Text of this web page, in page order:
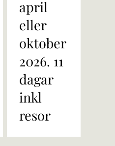
april
eller
oktober
2026. 11
dagar
inkl
resor